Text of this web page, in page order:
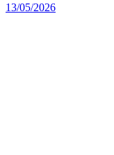
13/05/2026